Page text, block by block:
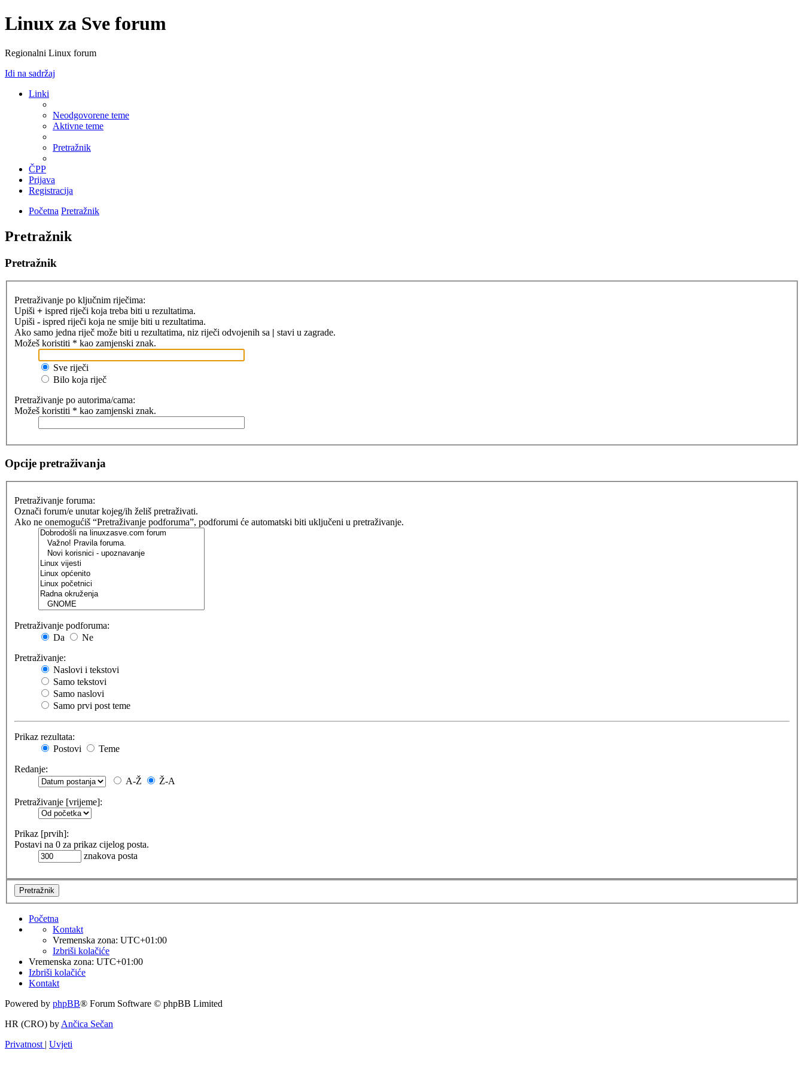
Linux za Sve forum
Regionalni Linux forum
Idi na sadržaj
Linki
Neodgovorene teme
Aktivne teme
Pretražnik
ČPP
Prijava
Registracija
Početna Pretražnik
Pretražnik
Pretražnik
Pretraživanje po ključnim riječima:
Upiši + ispred riječi koja treba biti u rezultatima.
Upiši - ispred riječi koja ne smije biti u rezultatima.
Ako samo jedna riječ može biti u rezultatima, niz riječi odvojenih sa | stavi u zagrade.
Možeš koristiti * kao zamjenski znak.
Sve riječi
Bilo koja riječ
Pretraživanje po autorima/cama:
Možeš koristiti * kao zamjenski znak.
Opcije pretraživanja
Pretraživanje foruma:
Označi forum/e unutar kojeg/ih želiš pretraživati.
Ako ne onemogućiš “Pretraživanje podforuma”, podforumi će automatski biti uključeni u pretraživanje.
Pretraživanje podforuma:
Da
Ne
Pretraživanje:
Naslovi i tekstovi
Samo tekstovi
Samo naslovi
Samo prvi post teme
Prikaz rezultata:
Postovi
Teme
Redanje:
A-Ž
Ž-A
Pretraživanje [vrijeme]:
Prikaz [prvih]:
Postavi na 0 za prikaz cijelog posta.
znakova posta
Početna
Kontakt
Vremenska zona: UTC+01:00
Izbriši kolačiće
Vremenska zona: UTC+01:00
Izbriši kolačiće
Kontakt
Powered by phpBB® Forum Software © phpBB Limited
HR (CRO) by Ančica Sečan
Privatnost | Uvjeti